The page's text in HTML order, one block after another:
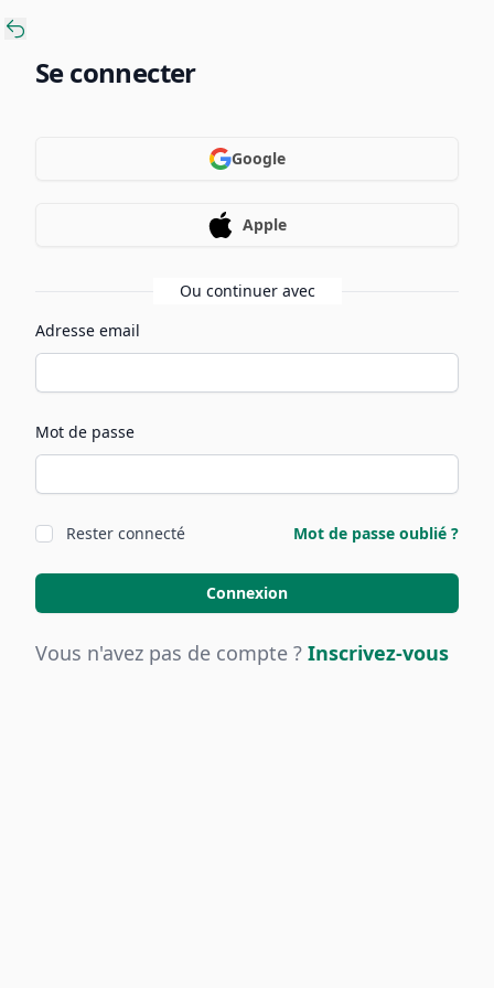
Se connecter
Google
Apple
Ou continuer avec
Adresse email
Mot de passe
Rester connecté Mot de passe oublié ?
Connexion
Vous n'avez pas de compte ? Inscrivez-vous